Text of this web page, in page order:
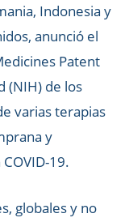
Indonesia y
anunció el
Patent
(NIH) de los
varias terapias
y
19.
globales y no